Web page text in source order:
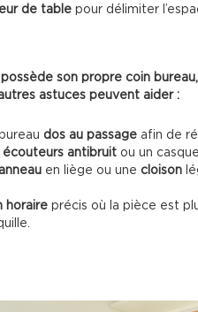
de table pour délimiter
son propre coin
astuces peuvent aider :
dos au passage afin de
écouteurs antibruit ou un
en liège ou une cloison
horaire précis où la pièce est